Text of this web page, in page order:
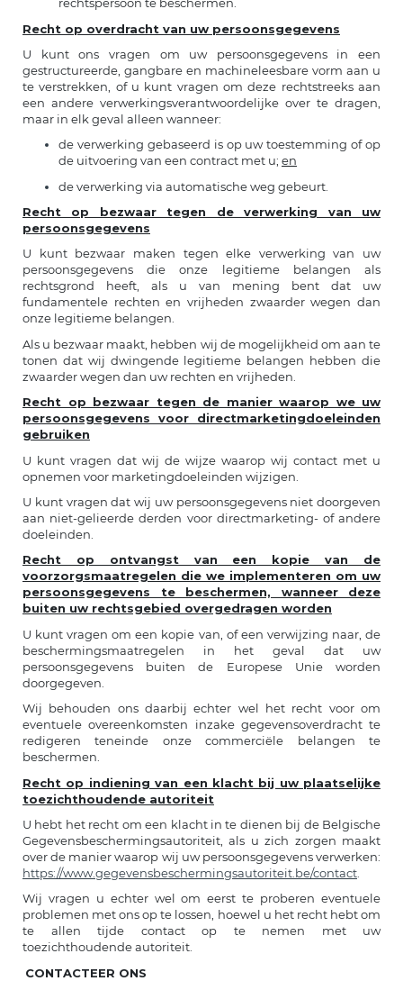
Recht op overdracht van uw persoonsgegevens
U kunt ons vragen om uw persoonsgegevens in een
gestructureerde, gangbare en machineleesbare vorm aan u
te verstrekken, of u kunt vragen om deze rechtstreeks aan
een andere verwerkingsverantwoordelijke over te dragen,
maar in elk geval alleen wanneer:
de verwerking gebaseerd is op uw toestemming of op
de uitvoering van een contract met u; en
de verwerking via automatische weg gebeurt.
Recht op bezwaar tegen de verwerking van uw
persoonsgegevens
U kunt bezwaar maken tegen elke verwerking van uw
persoonsgegevens die onze legitieme belangen als
rechtsgrond heeft, als u van mening bent dat uw
fundamentele rechten en vrijheden zwaarder wegen dan
onze legitieme belangen.
Als u bezwaar maakt, hebben wij de mogelijkheid om aan te
tonen dat wij dwingende legitieme belangen hebben die
zwaarder wegen dan uw rechten en vrijheden.
Recht op bezwaar tegen de manier waarop we uw
persoonsgegevens voor directmarketingdoeleinden
gebruiken
U kunt vragen dat wij de wijze waarop wij contact met u
opnemen voor marketingdoeleinden wijzigen.
U kunt vragen dat wij uw persoonsgegevens niet doorgeven
aan niet-gelieerde derden voor directmarketing- of andere
doeleinden.
Recht op ontvangst van een kopie van de
voorzorgsmaatregelen die we implementeren om uw
persoonsgegevens te beschermen, wanneer deze
buiten uw rechtsgebied overgedragen worden
U kunt vragen om een kopie van, of een verwijzing naar, de
beschermingsmaatregelen in het geval dat uw
persoonsgegevens buiten de Europese Unie worden
doorgegeven.
Wij behouden ons daarbij echter wel het recht voor om
eventuele overeenkomsten inzake gegevensoverdracht te
redigeren teneinde onze commerciële belangen te
beschermen.
Recht op indiening van een klacht bij uw plaatselijke
toezichthoudende autoriteit
U hebt het recht om een klacht in te dienen bij de Belgische
Gegevensbeschermingsautoriteit, als u zich zorgen maakt
over de manier waarop wij uw persoonsgegevens verwerken:
https://www.gegevensbeschermingsautoriteit.be/contact
Wij vragen u echter wel om eerst te proberen eventuele
problemen met ons op te lossen, hoewel u het recht hebt om
te allen tijde contact op te nemen met uw
toezichthoudende autoriteit.
CONTACTEER ONS